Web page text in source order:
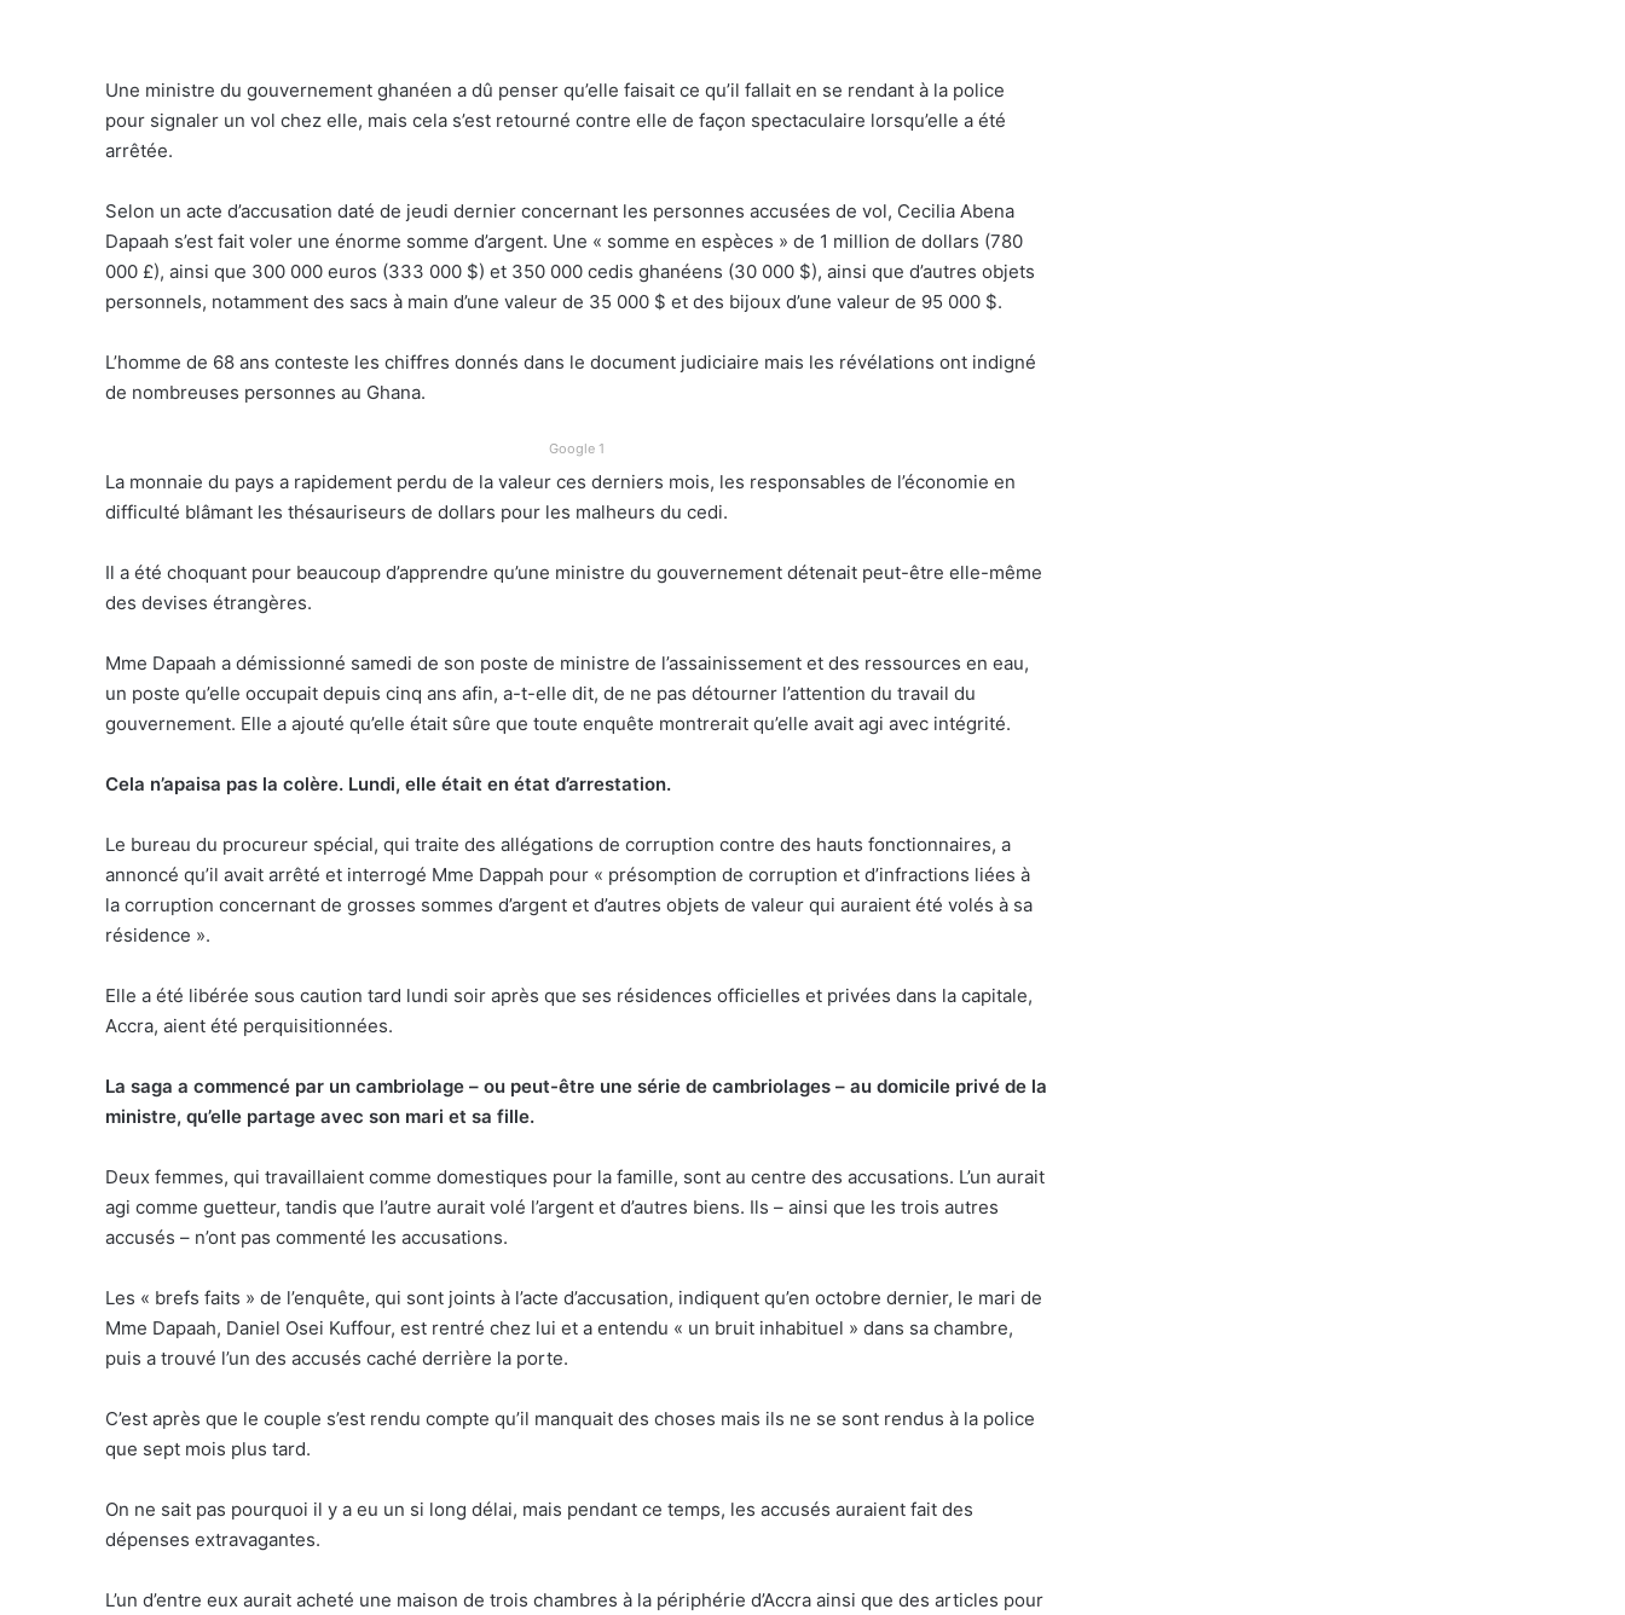
Une ministre du gouvernement ghanéen a dû penser qu’elle faisait ce qu’il fallait en se rendant à la police
pour signaler un vol chez elle, mais cela s’est retourné contre elle de façon spectaculaire lorsqu’elle a été
arrêtée.
Selon un acte d’accusation daté de jeudi dernier concernant les personnes accusées de vol, Cecilia Abena
Dapaah s’est fait voler une énorme somme d’argent. Une « somme en espèces » de 1 million de dollars (780
000 £), ainsi que 300 000 euros (333 000 $) et 350 000 cedis ghanéens (30 000 $), ainsi que d’autres objets
personnels, notamment des sacs à main d’une valeur de 35 000 $ et des bijoux d’une valeur de 95 000 $.
L’homme de 68 ans conteste les chiffres donnés dans le document judiciaire mais les révélations ont indigné
de nombreuses personnes au Ghana.
Google 1
La monnaie du pays a rapidement perdu de la valeur ces derniers mois, les responsables de l’économie en
difficulté blâmant les thésauriseurs de dollars pour les malheurs du cedi.
Il a été choquant pour beaucoup d’apprendre qu’une ministre du gouvernement détenait peut-être elle-même
des devises étrangères.
Mme Dapaah a démissionné samedi de son poste de ministre de l’assainissement et des ressources en eau,
un poste qu’elle occupait depuis cinq ans afin, a-t-elle dit, de ne pas détourner l’attention du travail du
gouvernement. Elle a ajouté qu’elle était sûre que toute enquête montrerait qu’elle avait agi avec intégrité.
Cela n’apaisa pas la colère. Lundi, elle était en état d’arrestation.
Le bureau du procureur spécial, qui traite des allégations de corruption contre des hauts fonctionnaires, a
annoncé qu’il avait arrêté et interrogé Mme Dappah pour « présomption de corruption et d’infractions liées à
la corruption concernant de grosses sommes d’argent et d’autres objets de valeur qui auraient été volés à sa
résidence ».
Elle a été libérée sous caution tard lundi soir après que ses résidences officielles et privées dans la capitale,
Accra, aient été perquisitionnées.
La saga a commencé par un cambriolage – ou peut-être une série de cambriolages – au domicile privé de la
ministre, qu’elle partage avec son mari et sa fille.
Deux femmes, qui travaillaient comme domestiques pour la famille, sont au centre des accusations. L’un aurait
agi comme guetteur, tandis que l’autre aurait volé l’argent et d’autres biens. Ils – ainsi que les trois autres
accusés – n’ont pas commenté les accusations.
Les « brefs faits » de l’enquête, qui sont joints à l’acte d’accusation, indiquent qu’en octobre dernier, le mari de
Mme Dapaah, Daniel Osei Kuffour, est rentré chez lui et a entendu « un bruit inhabituel » dans sa chambre,
puis a trouvé l’un des accusés caché derrière la porte.
C’est après que le couple s’est rendu compte qu’il manquait des choses mais ils ne se sont rendus à la police
que sept mois plus tard.
On ne sait pas pourquoi il y a eu un si long délai, mais pendant ce temps, les accusés auraient fait des
dépenses extravagantes.
L’un d’entre eux aurait acheté une maison de trois chambres à la périphérie d’Accra ainsi que des articles pour